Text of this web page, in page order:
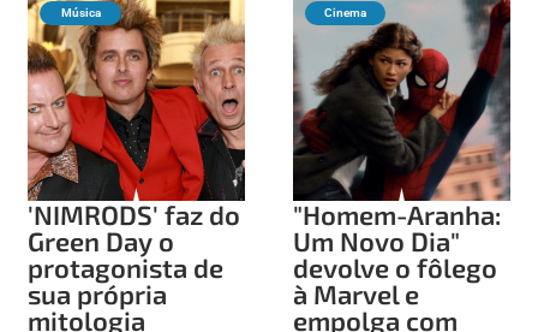
Música
'NIMRODS' faz do
Green Day o
protagonista de
sua própria
mitologia
Cinema
"Homem-Aranha:
Um Novo Dia"
devolve o fôlego
à Marvel e
empolga com